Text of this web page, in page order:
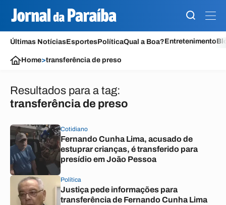
Últimas NotíciasEsportesPolíticaQual a Boa?Entretenimento
Home>transferência de preso
Resultados para a tag:
transferência de preso
Cotidiano
Fernando Cunha Lima, acusado de
estuprar crianças, é transferido para
presídio em João Pessoa
Política
Justiça pede informações para
transferência de Fernando Cunha Lima